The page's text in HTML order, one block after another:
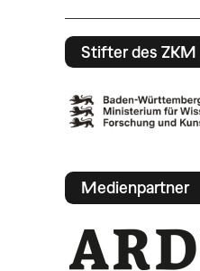
Stifter des ZKM
Medienpartner